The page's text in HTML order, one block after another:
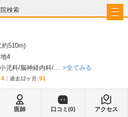
検索
約510m)
4
小児科 脳神経内科 ... 全てみる
4 過去12ヶ月: 91
医師 口コミ(0) アクセス